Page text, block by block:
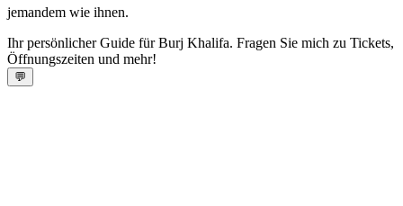
jemandem wie ihnen.
Ihr persönlicher Guide für Burj Khalifa. Fragen Sie mich zu Tickets,
Öffnungszeiten und mehr!
💬